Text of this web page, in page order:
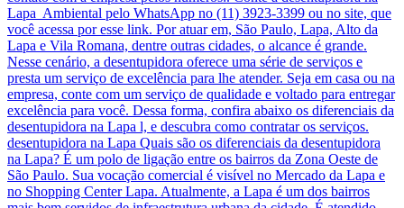
Lapa Ambiental pelo WhatsApp no (11) 3923-3399 ou no site, que
você acessa por esse link. Por atuar em, São Paulo, Lapa, Alto da
Lapa e Vila Romana, dentre outras cidades, o alcance é grande.
Nesse cenário, a desentupidora oferece uma série de serviços e
presta um serviço de excelência para lhe atender. Seja em casa ou na
empresa, conte com um serviço de qualidade e voltado para entregar
excelência para você. Dessa forma, confira abaixo os diferenciais da
desentupidora na Lapa l, e descubra como contratar os serviços.
desentupidora na Lapa Quais são os diferenciais da desentupidora
na Lapa? É um polo de ligação entre os bairros da Zona Oeste de
São Paulo. Sua vocação comercial é visível no Mercado da Lapa e
no Shopping Center Lapa. Atualmente, a Lapa é um dos bairros